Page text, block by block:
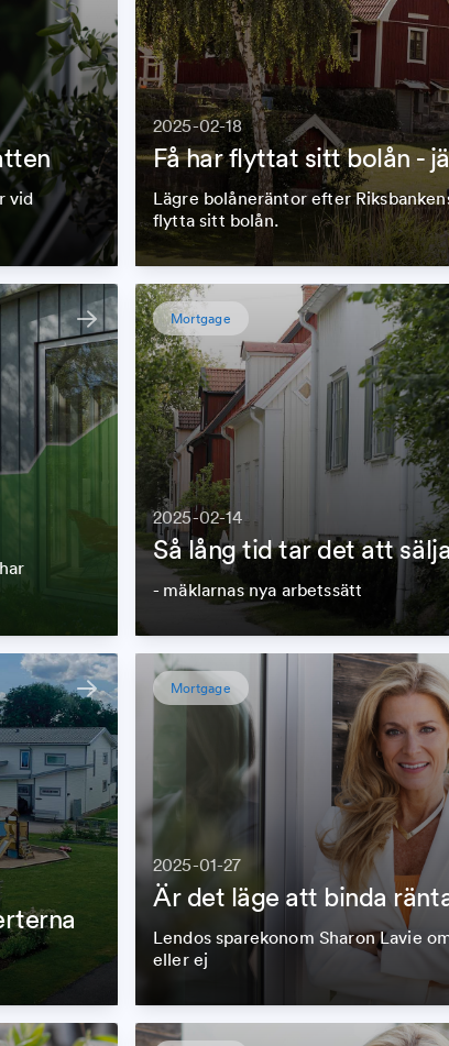
vid
2025-02-18
Få har flyttat sitt bolån -
Lägre bolåneräntor efter
flytta sitt bolån.
Mortgage
2025-02-14
Så lång tid tar det att
- mäklarnas nya arbetssätt
Mortgage
2025-01-27
Är det läge att binda
Lendos sparekonom Sharon Lavie
eller ej